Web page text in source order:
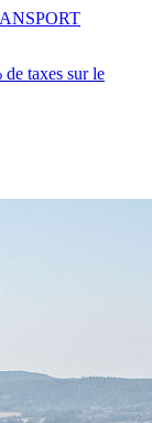
taxes sur le